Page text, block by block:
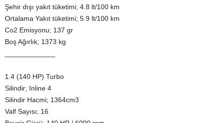
Şehir dışı yakıt tüketimi; 4.8 lt/100 km
Ortalama Yakıt tüketimi; 5.9 lt/100 km
Co2 Emisyonu; 137 gr
Boş Ağırlık; 1373 kg
1.4 (140 HP) Turbo
Silindir; Inline 4
Silindir Hacmi; 1364cm3
Valf Sayısı; 16